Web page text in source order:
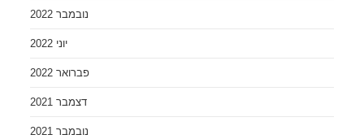
נובמבר 2022
יוני 2022
פברואר 2022
דצמבר 2021
נובמבר 2021